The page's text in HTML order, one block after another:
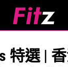
特選 |